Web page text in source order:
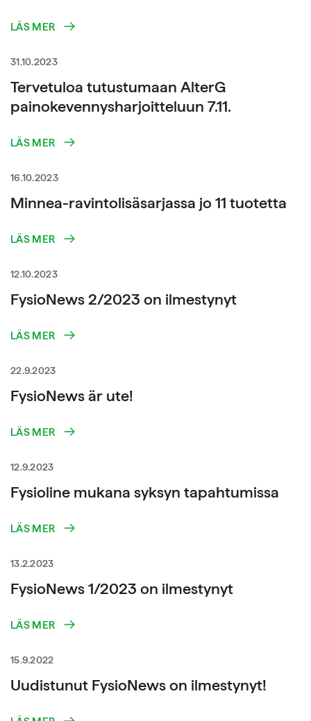
LÄS MER
31.10.2023
Tervetuloa tutustumaan AlterG
painokevennysharjoitteluun 7.11.
LÄS MER
16.10.2023
Minnea-ravintolisäsarjassa jo 11 tuotetta
LÄS MER
12.10.2023
FysioNews 2/2023 on ilmestynyt
LÄS MER
22.9.2023
FysioNews är ute!
LÄS MER
12.9.2023
Fysioline mukana syksyn tapahtumissa
LÄS MER
13.2.2023
FysioNews 1/2023 on ilmestynyt
LÄS MER
15.9.2022
Uudistunut FysioNews on ilmestynyt!